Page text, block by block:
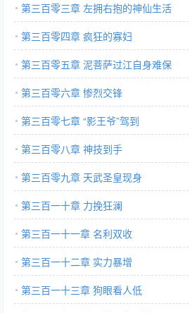
第三百零三章 左拥右抱的神仙生活
第三百零四章 疯狂的寡妇
第三百零五章 泥菩萨过江自身难保
第三百零六章 惨烈交锋
第三百零七章 “影王爷”驾到
第三百零八章 神技到手
第三百零九章 天武圣皇现身
第三百一十章 力挽狂澜
第三百一十一章 名利双收
第三百一十二章 实力暴增
第三百一十三章 狗眼看人低